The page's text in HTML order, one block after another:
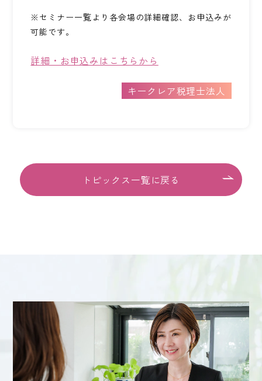
※セミナー一覧より各会場の詳細確認、お申込みが
可能です。
詳細・お申込みはこちらから
キークレア税理士法人
トピックス一覧に戻る